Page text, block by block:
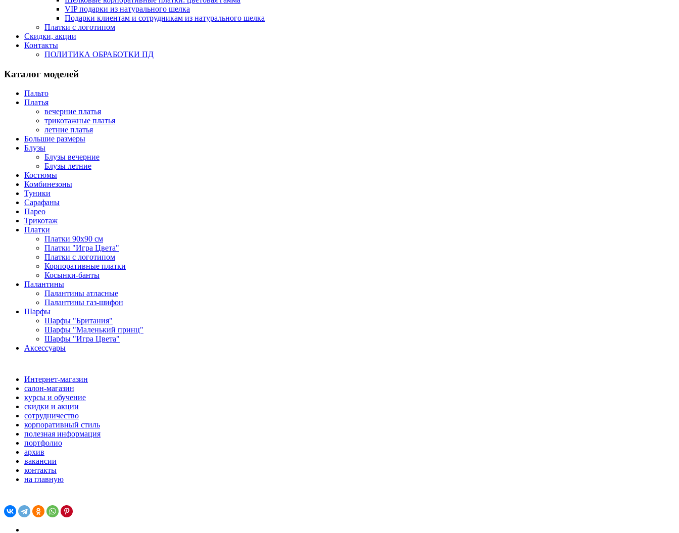
VIP подарки из натурального шелка
Подарки клиентам и сотрудникам из натурального шелка
Платки с логотипом
Скидки, акции
Контакты
ПОЛИТИКА ОБРАБОТКИ ПД
Каталог моделей
Пальто
Платья
вечерние платья
трикотажные платья
летние платья
Большие размеры
Блузы
Блузы вечерние
Блузы летние
Костюмы
Комбинезоны
Туники
Сарафаны
Парео
Трикотаж
Платки
Платки 90х90 см
Платки "Игра Цвета"
Платки с логотипом
Корпоративные платки
Косынки-банты
Палантины
Палантины атласные
Палантины газ-шифон
Шарфы
Шарфы "Британия"
Шарфы "Маленький принц"
Шарфы "Игра Цвета"
Аксессуары
Интернет-магазин
салон-магазин
курсы и обучение
скидки и акции
сотрудничество
корпоративный стиль
полезная информация
портфолио
архив
вакансии
контакты
на главную